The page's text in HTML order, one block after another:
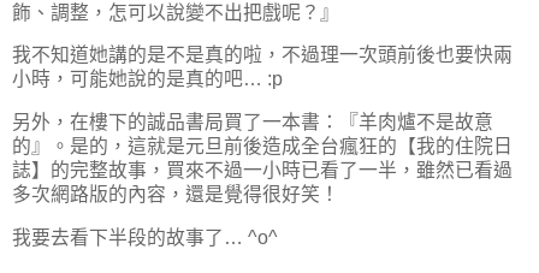
飾、調整，怎可以說變不出把戲呢？』
我不知道她講的是不是真的啦，不過理一次頭前後也要快兩
小時，可能她說的是真的吧… :p
另外，在樓下的誠品書局買了一本書：『羊肉爐不是故意
的』。是的，這就是元旦前後造成全台瘋狂的【我的住院日
誌】的完整故事，買來不過一小時已看了一半，雖然已看過
多次網路版的內容，還是覺得很好笑！
我要去看下半段的故事了… ^o^